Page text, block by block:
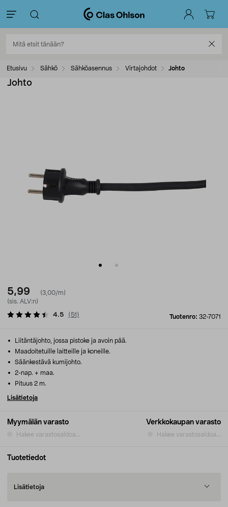
Etusivu Sähkö Sähköasennus Virtajohdot Johto
Johto
5,99
(3,00/m)
(sis. ALV:n)
Tuotenro: 32-7071
4.5 ( 51 )
Myymälän varasto
Hakee varastosaldoa...
Verkkokaupan varasto
Hakee varastosaldoa...
Liitäntäjohto, jossa pistoke ja avoin pää.
Maadoitetuille laitteille ja koneille.
Säänkestävä kumijohto.
2-nap. + maa.
Pituus 2 m.
Lisätietoja
Tuotetiedot
Lisätietoja